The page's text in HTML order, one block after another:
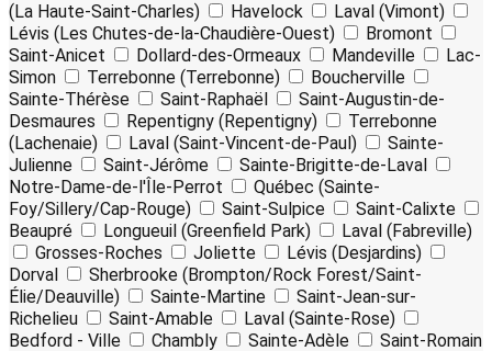
(La Haute-Saint-Charles)
Havelock
Laval (Vimont)
Lévis (Les Chutes-de-la-Chaudière-Ouest)
Bromont
Saint-Anicet
Dollard-des-Ormeaux Mandeville
Lac-
Simon
Terrebonne (Terrebonne)
Boucherville
Sainte-Thérèse
Saint-Raphaël
Saint-Augustin-de-
Desmaures
Repentigny (Repentigny)
Terrebonne
(Lachenaie)
Laval (Saint-Vincent-de-Paul)
Sainte-
Julienne
Saint-Jérôme
Sainte-Brigitte-de-Laval
Notre-Dame-de-l'Île-Perrot
Québec (Sainte-
Foy/Sillery/Cap-Rouge)
Saint-Sulpice
Saint-Calixte
Beaupré
Longueuil (Greenfield Park)
Laval (Fabreville)
Grosses-Roches
Joliette
Lévis (Desjardins)
Dorval
Sherbrooke (Brompton/Rock Forest/Saint-
Élie/Deauville)
Sainte-Martine
Saint-Jean-sur-
Richelieu
Saint-Amable
Laval (Sainte-Rose)
Bedford - Ville
Chambly Sainte-Adèle
Saint-Romain